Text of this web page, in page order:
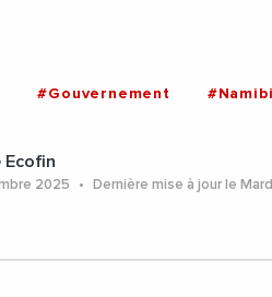
#Gouvernement
Ecofin
2025 Dernière mise à jour le